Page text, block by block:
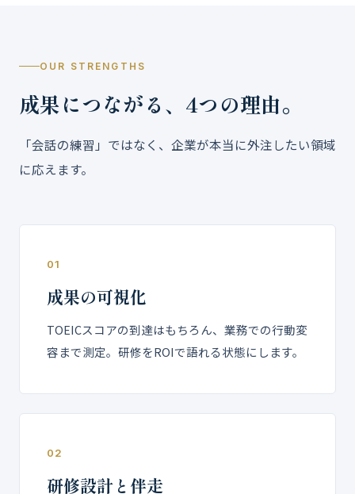
OUR STRENGTHS
成果につながる、4つの理由。
「会話の練習」ではなく、企業が本当に外注したい領域
に応えます。
01
成果の可視化
TOEICスコアの到達はもちろん、業務での行動変
容まで測定。研修をROIで語れる状態にします。
02
研修設計と伴走